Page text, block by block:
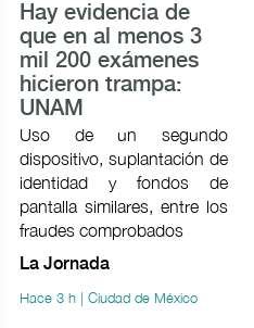
Hay evidencia de
que en al menos 3
mil 200 exámenes
hicieron trampa:
UNAM
Uso de un segundo
dispositivo, suplantación de
identidad y fondos de
pantalla similares, entre los
fraudes comprobados
La Jornada
Hace 3 h | Ciudad de México